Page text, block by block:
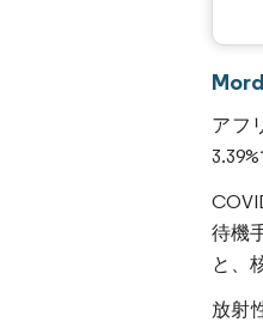
アフ
待機
と、
放射